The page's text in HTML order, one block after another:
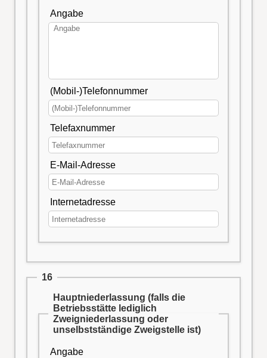
Angabe
(Mobil-)Telefonnummer
Telefaxnummer
E-Mail-Adresse
Internetadresse
16
Hauptniederlassung (falls die
Betriebsstätte lediglich
Zweigniederlassung oder
unselbstständige Zweigstelle ist)
Angabe